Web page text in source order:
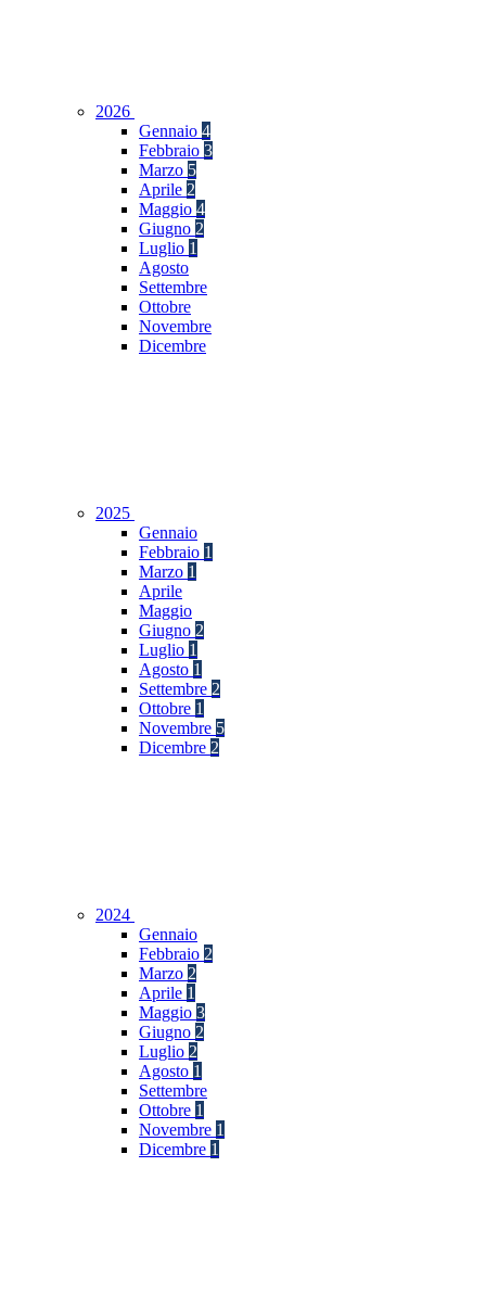
2026
Gennaio 4
Febbraio 3
Marzo 5
Aprile 2
Maggio 4
Giugno 2
Luglio 1
Agosto
Settembre
Ottobre
Novembre
Dicembre
2025
Gennaio
Febbraio 1
Marzo 1
Aprile
Maggio
Giugno 2
Luglio 1
Agosto 1
Settembre 2
Ottobre 1
Novembre 5
Dicembre 2
2024
Gennaio
Febbraio 2
Marzo 2
Aprile 1
Maggio 3
Giugno 2
Luglio 2
Agosto 1
Settembre
Ottobre 1
Novembre 1
Dicembre 1